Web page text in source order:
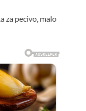
za pecivo, malo